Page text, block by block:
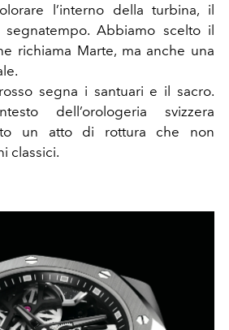
l’interno della turbina, il
Abbiamo scelto il
richiama Marte, ma anche una
segna i santuari e il sacro.
dell’orologeria svizzera
un atto di rottura che non
classici.